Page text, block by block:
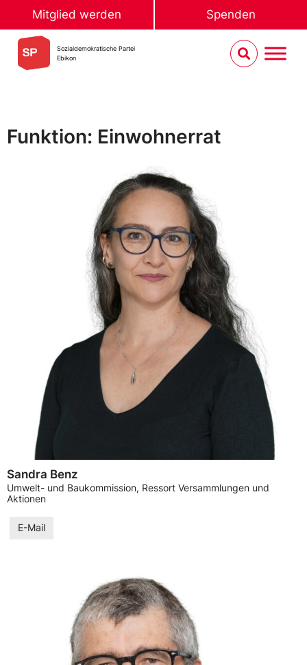
Mitglied werden Spenden
Sozialdemokratische Partei
Ebikon
Funktion: Einwohnerrat
Sandra Benz
Umwelt- und Baukommission, Ressort Versammlungen und
Aktionen
E-Mail